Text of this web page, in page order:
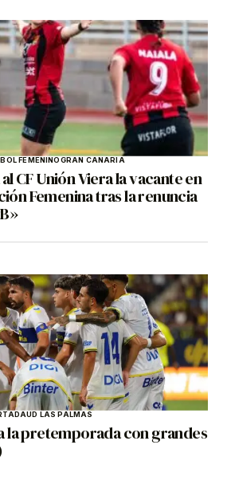
FEMENINOGRAN CANARIA
CF Unión Viera la vacante en
Femenina tras la renuncia
UD LAS PALMAS
la pretemporada con grandes